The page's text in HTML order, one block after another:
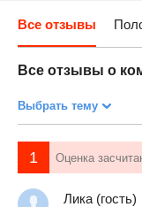
Все отзывы
Все отзывы о
Выбрать тему
1 Оценка
Лика (гость)